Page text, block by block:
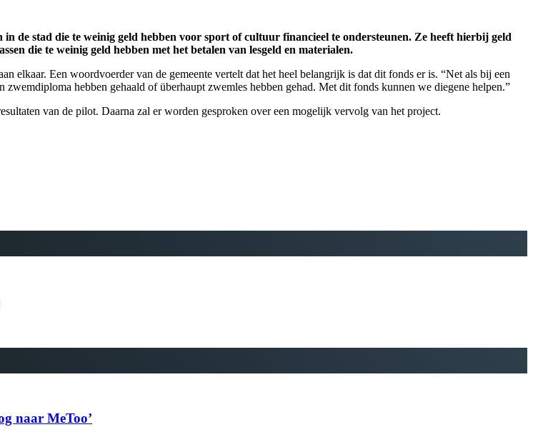
de stad die te weinig geld hebben voor sport of cultuur financieel te ondersteunen. Ze heeft hierbij geld
die te weinig geld hebben met het betalen van lesgeld en materialen.
elkaar. Een woordvoerder van de gemeente vertelt dat het heel belangrijk is dat dit fonds er is. “Net als bij een
hebben gehaald of überhaupt zwemles hebben gehad. Met dit fonds kunnen we diegene helpen.”
van de pilot. Daarna zal er worden gesproken over een mogelijk vervolg van het project.
naar MeToo’